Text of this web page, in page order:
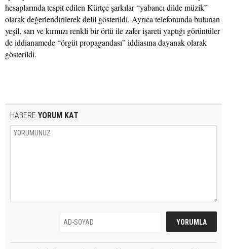
hesaplarında tespit edilen Kürtçe şarkılar “yabancı dilde müzik”
olarak değerlendirilerek delil gösterildi. Ayrıca telefonunda bulunan
yeşil, sarı ve kırmızı renkli bir örtü ile zafer işareti yaptığı görüntüler
de iddianamede “örgüt propagandası” iddiasına dayanak olarak
gösterildi.
HABERE YORUM KAT